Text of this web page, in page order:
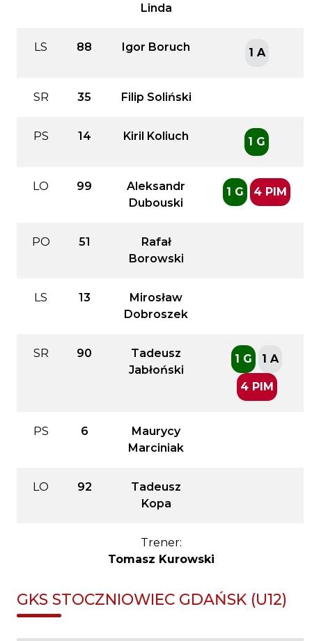
Linda
LS 88 Igor Boruch 1 A
SR 35 Filip Soliński
PS 14 Kiril Koliuch 1 G
LO 99
Aleksandr
Dubouski
1 G 4 PIM
PO 51
Rafał
Borowski
LS 13
Mirosław
Dobroszek
SR 90
Tadeusz
Jabłoński
1 G 1 A
4 PIM
PS 6
Maurycy
Marciniak
LO 92
Tadeusz
Kopa
Trener:
Tomasz Kurowski
GKS STOCZNIOWIEC GDAŃSK (U12)